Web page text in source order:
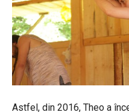
Astfel, din 2016, Theo a